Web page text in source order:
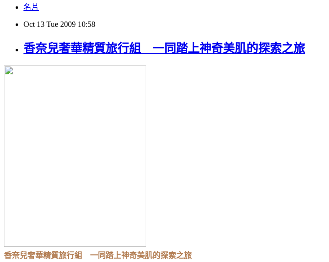
名片
Oct 13 Tue 2009 10:58
香奈兒奢華精質旅行組 一同踏上神奇美肌的探索之旅
香奈兒奢華精質旅行組 一同踏上神奇美肌的探索之旅